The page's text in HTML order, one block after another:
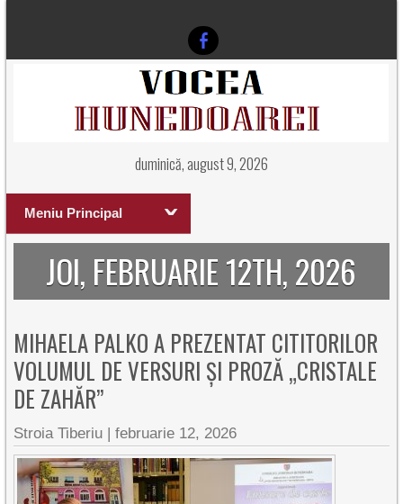
duminică, august 9, 2026
Meniu Principal
JOI, FEBRUARIE 12TH, 2026
MIHAELA PALKO A PREZENTAT CITITORILOR
VOLUMUL DE VERSURI ȘI PROZĂ „CRISTALE
DE ZAHĂR”
Stroia Tiberiu |februarie 12, 2026